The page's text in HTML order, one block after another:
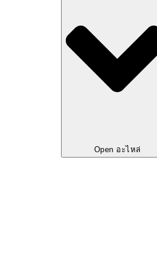
Open อะไหล่